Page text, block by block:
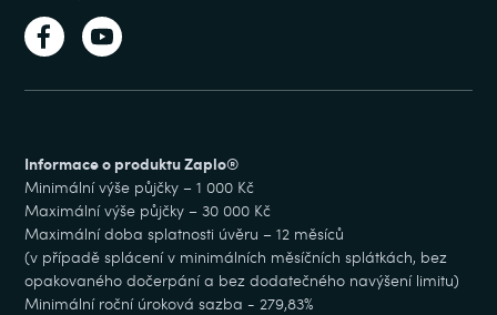
Informace o produktu Zaplo®
Minimální výše půjčky – 1 000 Kč
Maximální výše půjčky – 30 000 Kč
Maximální doba splatnosti úvěru – 12 měsíců
(v případě splácení v minimálních měsíčních splátkách, bez
opakovaného dočerpání a bez dodatečného navýšení limitu)
Minimální roční úroková sazba - 279,83%